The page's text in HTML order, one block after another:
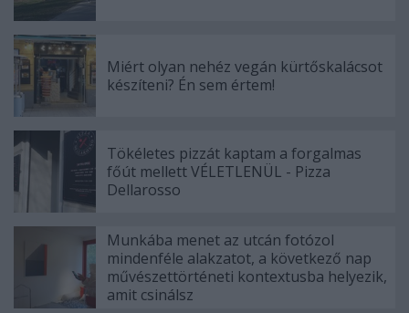
Miért olyan nehéz vegán kürtőskalácsot
készíteni? Én sem értem!
Tökéletes pizzát kaptam a forgalmas
főút mellett VÉLETLENÜL - Pizza
Dellarosso
Munkába menet az utcán fotózol
mindenféle alakzatot, a következő nap
művészettörténeti kontextusba helyezik,
amit csinálsz